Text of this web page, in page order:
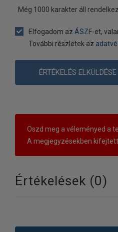
Még 1000 karakter áll
Elfogadom az ÁSZF-et,
További részletek az
ÉRTÉKELÉS ELKÜLDÉSE
Oszd meg a véleményed a
A megjegyzésekben
Értékelések (0)